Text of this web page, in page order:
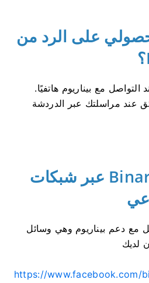
على الرد من
مع بيناريوم هاتفيًا.
عند مراسلتك عبر الدردشة
تواصل مع Binarium عبر شبكات
مع دعم بيناريوم وهي وسائل
لديك
https://www.facebook.com/